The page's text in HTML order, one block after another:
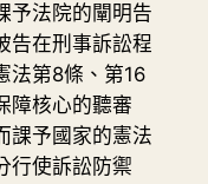
予法院的闡明告
告在刑事訴訟程
法第8條、第16
障核心的聽審
課予國家的憲法
行使訴訟防禦